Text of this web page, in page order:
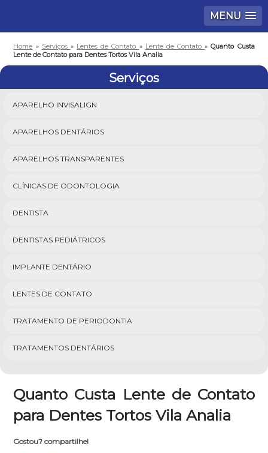
MENU
Home » Serviços » Lentes de Contato » Lente de Contato»Quanto Custa
Lente de Contato para Dentes Tortos Vila Analia
Serviços
APARELHO INVISALIGN
APARELHOS DENTÁRIOS
APARELHOS TRANSPARENTES
CLÍNICAS DE ODONTOLOGIA
DENTISTA
DENTISTAS PEDIÁTRICOS
IMPLANTE DENTÁRIO
LENTES DE CONTATO
TRATAMENTO DE PERIODONTIA
TRATAMENTOS DENTÁRIOS
Quanto Custa Lente de Contato
para Dentes Tortos Vila Analia
Gostou? compartilhe!